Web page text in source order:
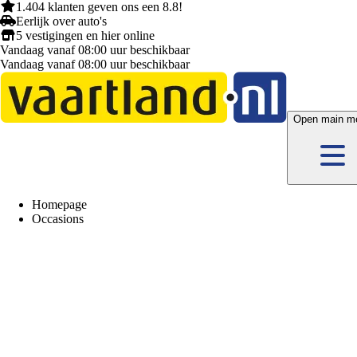
1.404 klanten geven ons een 8.8!
Eerlijk over auto's
5 vestigingen en hieronline
Vandaag vanaf 08:00 uur beschikbaar
Vandaag vanaf 08:00 uur beschikbaar
Open main
Homepage
Occasions